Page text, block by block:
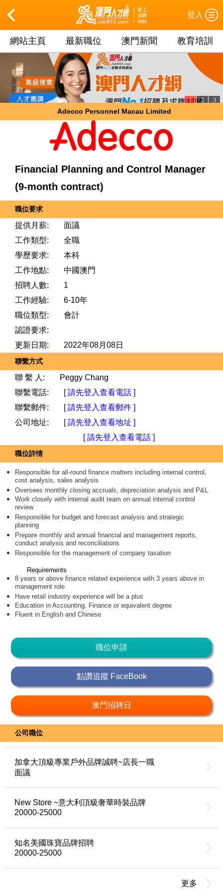
登入
網站主頁 最新職位 澳門新聞 教育培訓
3
2
1
Adecco Personnel Macau Limited
Financial Planning and Control Manager
(9-month contract)
職位要求
提供月薪:
面議
工作類型:
全職
學歷要求:
本科
工作地點:
中國澳門
招聘人數:
1
工作經驗:
6-10年
職位類型:
會計
認證要求:
更新日期:
2022年08月08日
聯繫方式
聯 繫 人:
Peggy Chang
聯繫電話:
[ 請先登入查看電話 ]
聯繫郵件:
[ 請先登入查看郵件 ]
公司地址:
[ 請先登入查看地址 ]
[ 請先登入查看電話 ]
職位詳情
Responsible for all-round finance matters including internal control,
cost analysis, sales analysis
Oversees monthly closing accruals, depreciation analysis and P&L
Work closely with internal audit team on annual internal control
review
Responsible for budget and forecast analysis and strategic
planning
Prepare monthly and annual financial and management reports,
conduct analysis and reconciliations
Responsible for the management of company taxation
Requirements
8 years or above finance related experience with 3 years above in
management role
Have retail industry experience will be a plus
Education in Accounting, Finance or equivalent degree
Fluent in English and Chinese
職位申請
點讚追蹤 FaceBook
澳門招聘日
公司職位
加拿大頂級專業戶外品牌誠聘~店長一職
面議
New Store ~意大利頂級奢華時裝品牌
20000-25000
知名美國珠寶品牌招聘
20000-25000
更多